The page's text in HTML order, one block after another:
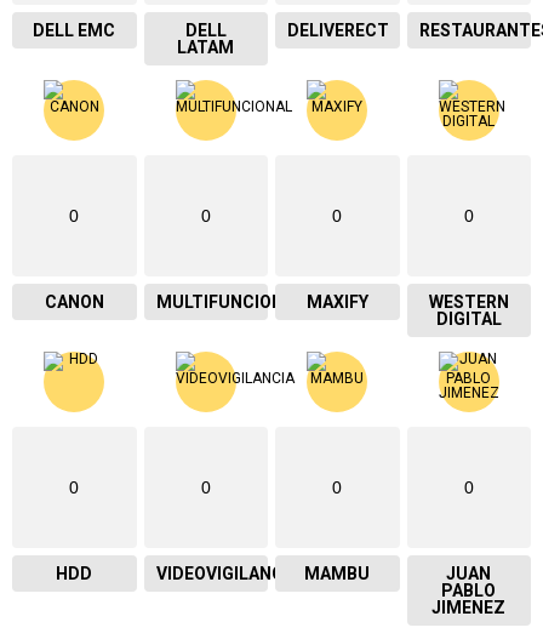
DELL EMC
DELL
LATAM
DELIVERECT
0
CANON
0
MULTIFUNCIONAL
0
MAXIFY
0
WESTERN
DIGITAL
0
HDD
0
VIDEOVIGILANCIA
0
MAMBU
0
JUAN
PABLO
JIMENEZ